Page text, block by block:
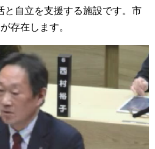
と自立を支援する施設です。市
存在します。